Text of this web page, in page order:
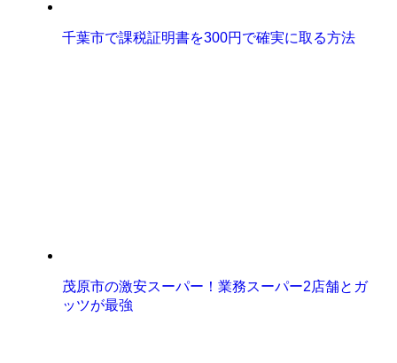
千葉市で課税証明書を300円で確実に取る方法
茂原市の激安スーパー！業務スーパー2店舗とガ
ッツが最強